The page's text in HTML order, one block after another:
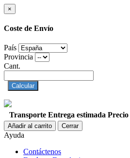
×
Coste de Envío
País
Provincia
Cant.
Calcular
Transporte Entrega estimada Precio
Añadir al carrito Cerrar
Ayuda
Contáctenos